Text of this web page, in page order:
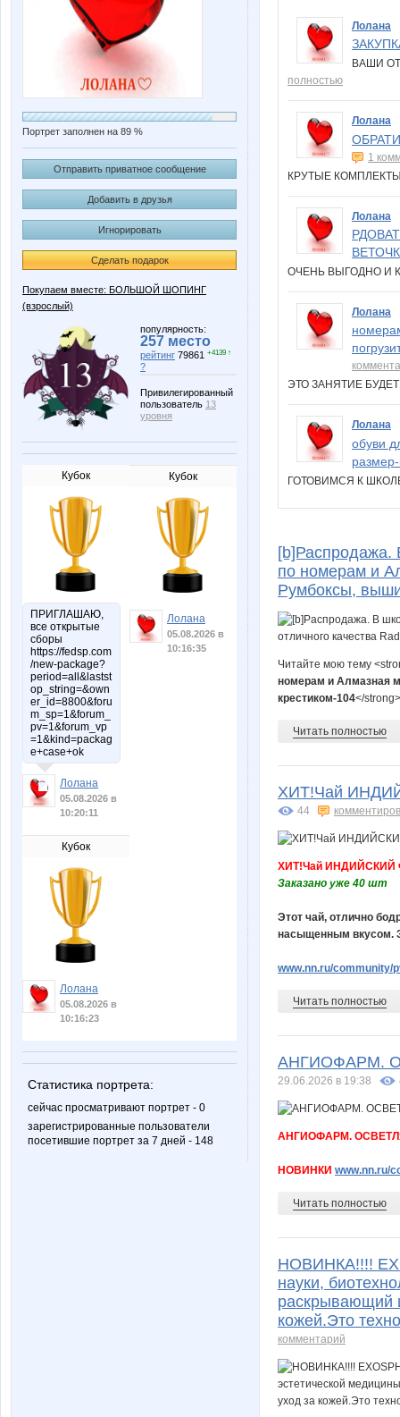
Портрет заполнен на 89 %
Отправить приватное сообщение
Добавить в друзья
Игнорировать
Сделать подарок
Покупаем вместе: БОЛЬШОЙ ШОПИНГ
(взрослый)
популярность:
257 место
рейтинг 79861 +4139 ↑
?
Привилегированный
пользователь 13
уровня
Кубок
ПРИГЛАШАЮ,
все открытые
сборы
https://fedsp.com
/new-package?
period=all&lastst
op_string=&own
er_id=8800&foru
m_sp=1&forum_
pv=1&forum_vp
=1&kind=packag
e+case+ok
Лолана
05.08.2026 в
10:20:11
Кубок
Лолана
05.08.2026 в
10:16:35
Кубок
Лолана
05.08.2026 в
10:16:23
Статистика портрета:
сейчас просматривают портрет - 0
зарегистрированные пользователи
посетившие портрет за 7 дней - 148
Лолана
ВАШИ
полностью
Лолана
1
КРУТЫЕ
Лолана
ОЧЕНЬ ВЫГОДНО И
Лолана
ЭТО ЗАНЯТИЕ
Лолана
обуви
ГОТОВИМСЯ К
[b]Распродажа.
по номерам и
Румбоксы,
Читайте мою тему
номерам и Алмазная
крестиком-104</
Читать полностью
ХИТ!Чай
44
ХИТ!Чай ИНДИЙСКИЙ
Заказано уже 40 шт
Этот чай, отлично
насыщенным вкусом.
www.nn.ru/community/
Читать полностью
АНГИОФАРМ.
29.06.2026 в 19:38
АНГИОФАРМ.
НОВИНКИ www.nn.ru/
Читать полностью
НОВИНКА!!!!
науки,
раскрывающий
кожей.Это
комментарий